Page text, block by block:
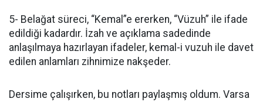
5- Belağat süreci, “Kemal”e ererken, “Vüzuh” ile ifade
edildiği kadardır. İzah ve açıklama sadedinde
anlaşılmaya hazırlayan ifadeler, kemal-i vuzuh ile davet
edilen anlamları zihnimize nakşeder.
Dersime çalışırken, bu notları paylaşmış oldum. Varsa